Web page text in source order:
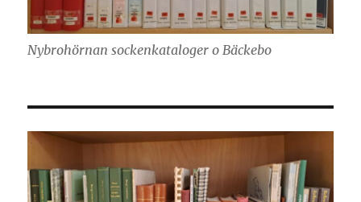
Nybrohörnan sockenkataloger o Bäckebo